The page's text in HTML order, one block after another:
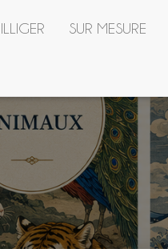
SUR MESURE